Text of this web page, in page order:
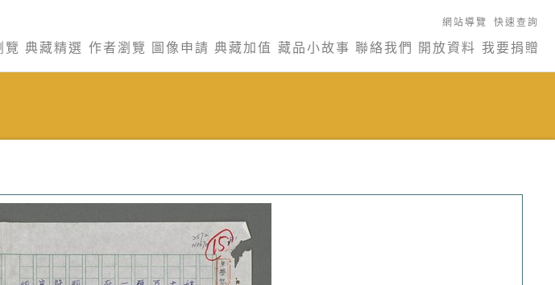
網站導覽 快速查詢
覽 典藏精選 作者瀏覽 圖像申請 典藏加值 藏品小故事 聯絡我們 開放資料 我要捐贈